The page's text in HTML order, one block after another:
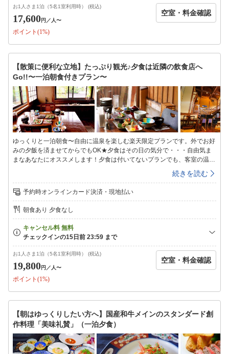
が、せっかく湯布院に来たのなら、当館のみならず「湯布院」という街を
楽しんで頂きたいという当館のオーナーきっての願いが込められているプ
ランです！もちろん、素泊まりならでは！当館自慢の「客室風呂」を24時
間、何度でもご利用下さい☆━━━━━━━━━━━━━━━★−素泊ま
くてもいいから、気軽に湯布院行って、本格温泉を楽しみたい。。。そん
なフットワークの軽いお客様におススメでございます！
お1人さま1泊（5名1室利用時） (税込)
17,600円 ／人〜
ポイント(1%)
空室・料金確認
【散策に便利な立地】たっぷり観光♪夕食は近隣の飲食店へ
Go!!〜一泊朝食付きプラン〜
ゆっくりと一泊朝食〜自由に温泉を楽しむ楽天限定プランです。外でお好
みの夕飯を済ませてからでもOK★夕食はその日の気分で・・・自由気ま
まなあなたにオススメします！夕食は付いてないプランでも、客室の温泉
やゆふいん観光に目一杯時間は費やしたい！そんなアクティブ派の方にお
すすめです！朝食は、自家野菜中心のおかずやお味噌汁、炊き立てのつや
つやご飯の和朝食で、ついつい食べすぎてしまいそう・・・。■温泉のご
案内■当館自慢の「客室風呂」を24時間何度でもご利用下さいませ
☆━━━━━━━━━━━━━━━★−一泊朝食プランの特徴はコレ！
−★━━━━━━━━━━━━━━━●プライベート重視！お部屋に必要以
上立ち入らない様、寝具は事前に折り畳んでご用意させて頂く場合がござ
いますので予めご了承下さいませ。夕食はつかなくてもいいから、気軽に
湯布院行って、本格温泉を楽しみたい。。。そんなフットワークの軽いお
客様におススメでございます！
続きを読む
予約時オンラインカード決済・現地払い
朝食あり 夕食なし
お1人さま1泊（5名1室利用時） (税込)
19,800円 ／人〜
ポイント(1%)
空室・料金確認
【朝はゆっくりしたい方へ】国産和牛メインのスタンダード創
作料理「美味礼賛」（一泊夕食）